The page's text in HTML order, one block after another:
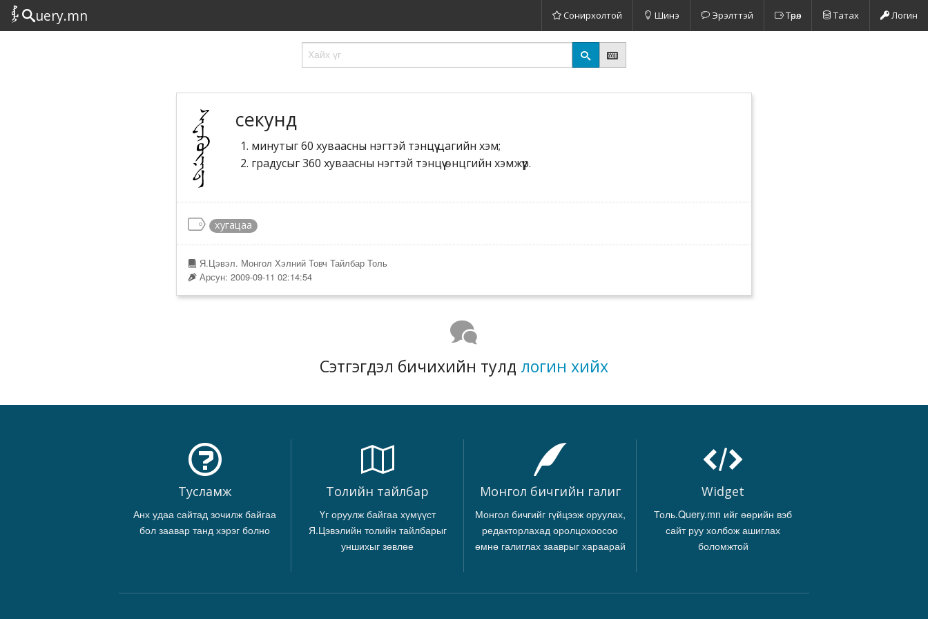
uery.mn Сонирхолтой Шинэ Эрэлттэй Төрөл Татах Логин
секунд
минутыг 60 хуваасны нэгтэй тэнцүү цагийн хэм;
градусыг 360 хуваасны нэгтэй тэнцүү өнцгийн хэмжүүр.
хугацаа
Я.Цэвэл. Монгол Хэлний Товч Тайлбар Толь
Арсун: 2009-09-11 02:14:54
Сэтгэгдэл бичихийн тулд логин хийх
Тусламж
Анх удаа сайтад зочилж байгаа
бол заавар танд хэрэг болно
Толийн тайлбар
Үг оруулж байгаа хүмүүст
Я.Цэвэлийн толийн тайлбарыг
уншихыг зөвлөе
Монгол бичгийн галиг
Монгол бичгийг гүйцээж оруулах,
редакторлахад оролцохоосоо
өмнө галиглах зааврыг хараарай
Widget
Толь.Query.mn ийг өөрийн вэб
сайт руу холбож ашиглах
боломжтой